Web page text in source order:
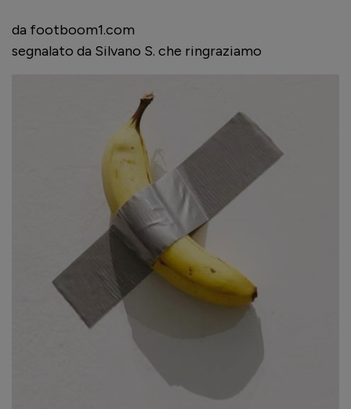
da footboom1.com
segnalato da Silvano S. che ringraziamo